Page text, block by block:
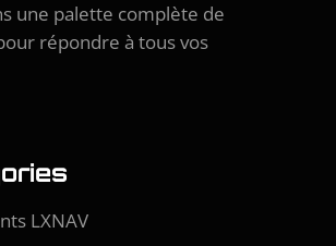
une palette complète de
répondre à tous vos
LXNAV